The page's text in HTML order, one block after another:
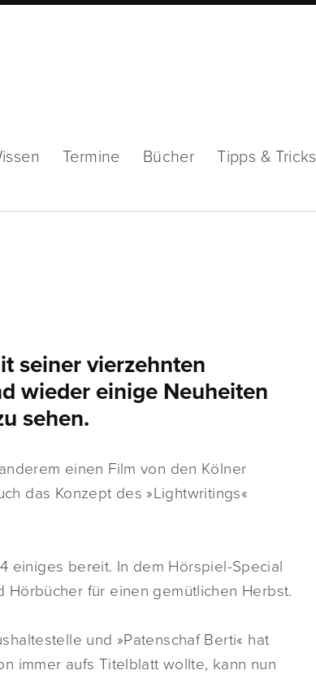
Termine Bücher Tipps & Tricks
seiner vierzehnten
wieder einige Neuheiten
sehen.
einen Film von den Kölner
das Konzept des »Lightwritings«
einiges bereit. In dem Hörspiel-Special
für einen gemütlichen Herbst.
und »Patenschaf Berti« hat
immer aufs Titelblatt wollte, kann nun